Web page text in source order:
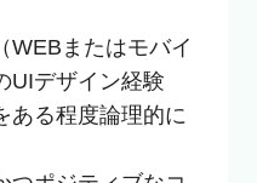
WEBまたはモバイ
UIデザイン経験
ある程度論理的に